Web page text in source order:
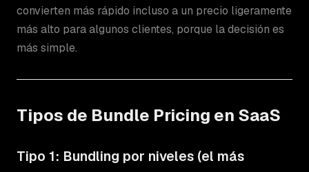
convierten más rápido incluso a un precio ligeramente
más alto para algunos clientes, porque la decisión es
más simple.
Tipos de Bundle Pricing en SaaS
Tipo 1: Bundling por niveles (el más